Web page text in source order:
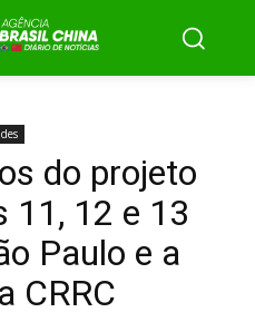
do projeto
11, 12 e 13
Paulo e a
CRRC